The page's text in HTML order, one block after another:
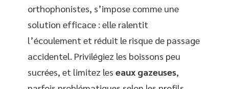
orthophonistes, s’impose comme une
solution efficace : elle ralentit
l’écoulement et réduit le risque de passage
accidentel. Privilégiez les boissons peu
sucrées, et limitez les eaux gazeuses,